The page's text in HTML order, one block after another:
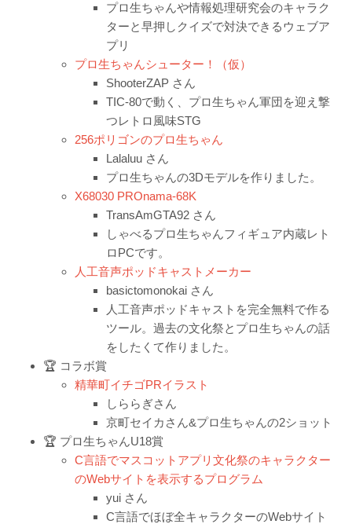
プロ生ちゃんや情報処理研究会のキャラク
ターと早押しクイズで対決できるウェブア
プリ
プロ生ちゃんシューター！（仮）
ShooterZAP さん
TIC-80で動く、プロ生ちゃん軍団を迎え撃
つレトロ風味STG
256ポリゴンのプロ生ちゃん
Lalaluu さん
プロ生ちゃんの3Dモデルを作りました。
X68030 PROnama-68K
TransAmGTA92 さん
しゃべるプロ生ちゃんフィギュア内蔵レト
ロPCです。
人工音声ポッドキャストメーカー
basictomonokai さん
人工音声ポッドキャストを完全無料で作る
ツール。過去の文化祭とプロ生ちゃんの話
をしたくて作りました。
🏆 コラボ賞
精華町イチゴPRイラスト
しららぎさん
京町セイカさん&プロ生ちゃんの2ショット
🏆 プロ生ちゃんU18賞
C言語でマスコットアプリ文化祭のキャラクター
のWebサイトを表示するプログラム
yui さん
C言語でほぼ全キャラクターのWebサイト